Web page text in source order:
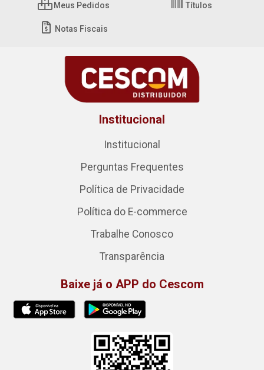
Meus Pedidos Títulos
Notas Fiscais
Institucional
Institucional
Perguntas Frequentes
Política de Privacidade
Política do E-commerce
Trabalhe Conosco
Transparência
Baixe já o APP do Cescom